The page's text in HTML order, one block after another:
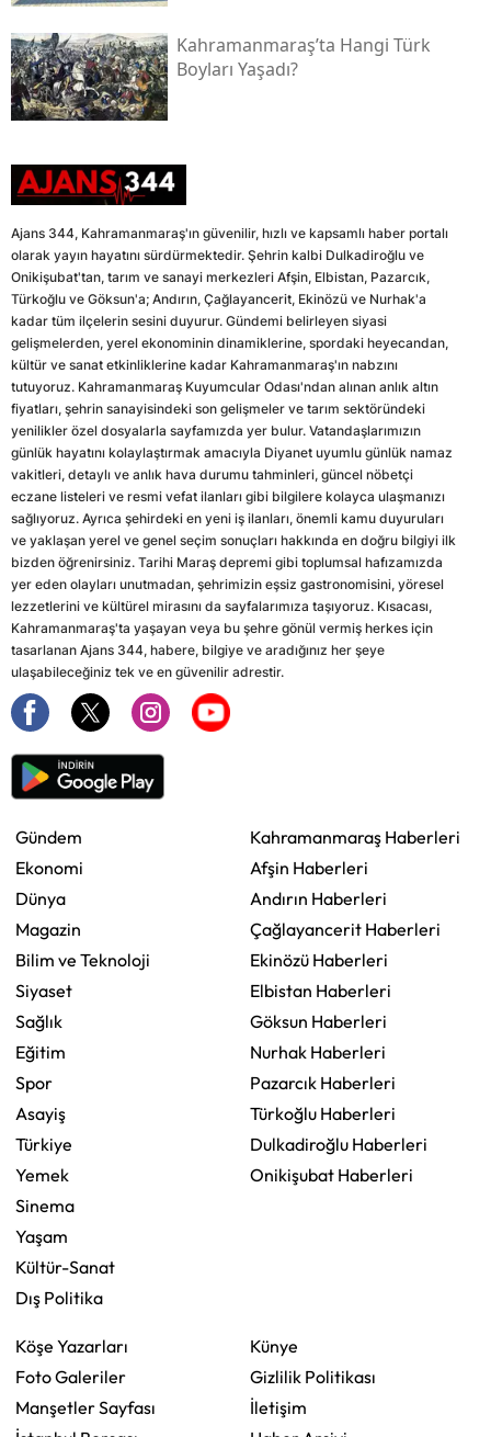
Kahramanmaraş’ta Hangi Türk
Boyları Yaşadı?
Ajans 344, Kahramanmaraş'ın güvenilir, hızlı ve kapsamlı haber portalı
olarak yayın hayatını sürdürmektedir. Şehrin kalbi Dulkadiroğlu ve
Onikişubat'tan, tarım ve sanayi merkezleri Afşin, Elbistan, Pazarcık,
Türkoğlu ve Göksun'a; Andırın, Çağlayancerit, Ekinözü ve Nurhak'a
kadar tüm ilçelerin sesini duyurur. Gündemi belirleyen siyasi
gelişmelerden, yerel ekonominin dinamiklerine, spordaki heyecandan,
kültür ve sanat etkinliklerine kadar Kahramanmaraş'ın nabzını
tutuyoruz. Kahramanmaraş Kuyumcular Odası'ndan alınan anlık altın
fiyatları, şehrin sanayisindeki son gelişmeler ve tarım sektöründeki
yenilikler özel dosyalarla sayfamızda yer bulur. Vatandaşlarımızın
günlük hayatını kolaylaştırmak amacıyla Diyanet uyumlu günlük namaz
vakitleri, detaylı ve anlık hava durumu tahminleri, güncel nöbetçi
eczane listeleri ve resmi vefat ilanları gibi bilgilere kolayca ulaşmanızı
sağlıyoruz. Ayrıca şehirdeki en yeni iş ilanları, önemli kamu duyuruları
ve yaklaşan yerel ve genel seçim sonuçları hakkında en doğru bilgiyi ilk
bizden öğrenirsiniz. Tarihi Maraş depremi gibi toplumsal hafızamızda
yer eden olayları unutmadan, şehrimizin eşsiz gastronomisini, yöresel
lezzetlerini ve kültürel mirasını da sayfalarımıza taşıyoruz. Kısacası,
Kahramanmaraş'ta yaşayan veya bu şehre gönül vermiş herkes için
tasarlanan Ajans 344, habere, bilgiye ve aradığınız her şeye
ulaşabileceğiniz tek ve en güvenilir adrestir.
Gündem
Ekonomi
Dünya
Magazin
Bilim ve Teknoloji
Siyaset
Sağlık
Eğitim
Spor
Asayiş
Türkiye
Yemek
Sinema
Yaşam
Kültür-Sanat
Dış Politika
Kahramanmaraş Haberleri
Afşin Haberleri
Andırın Haberleri
Çağlayancerit Haberleri
Ekinözü Haberleri
Elbistan Haberleri
Göksun Haberleri
Nurhak Haberleri
Pazarcık Haberleri
Türkoğlu Haberleri
Dulkadiroğlu Haberleri
Onikişubat Haberleri
Köşe Yazarları
Foto Galeriler
Manşetler Sayfası
Künye
Gizlilik Politikası
İletişim